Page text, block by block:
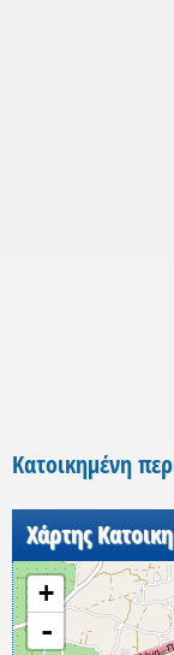
Κατοικημένη
Χάρτης
+
-